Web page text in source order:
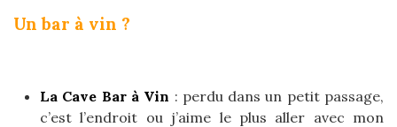
Un bar à vin ?
La Cave Bar à Vin : perdu dans un petit passage,
c’est l’endroit ou j’aime le plus aller avec mon